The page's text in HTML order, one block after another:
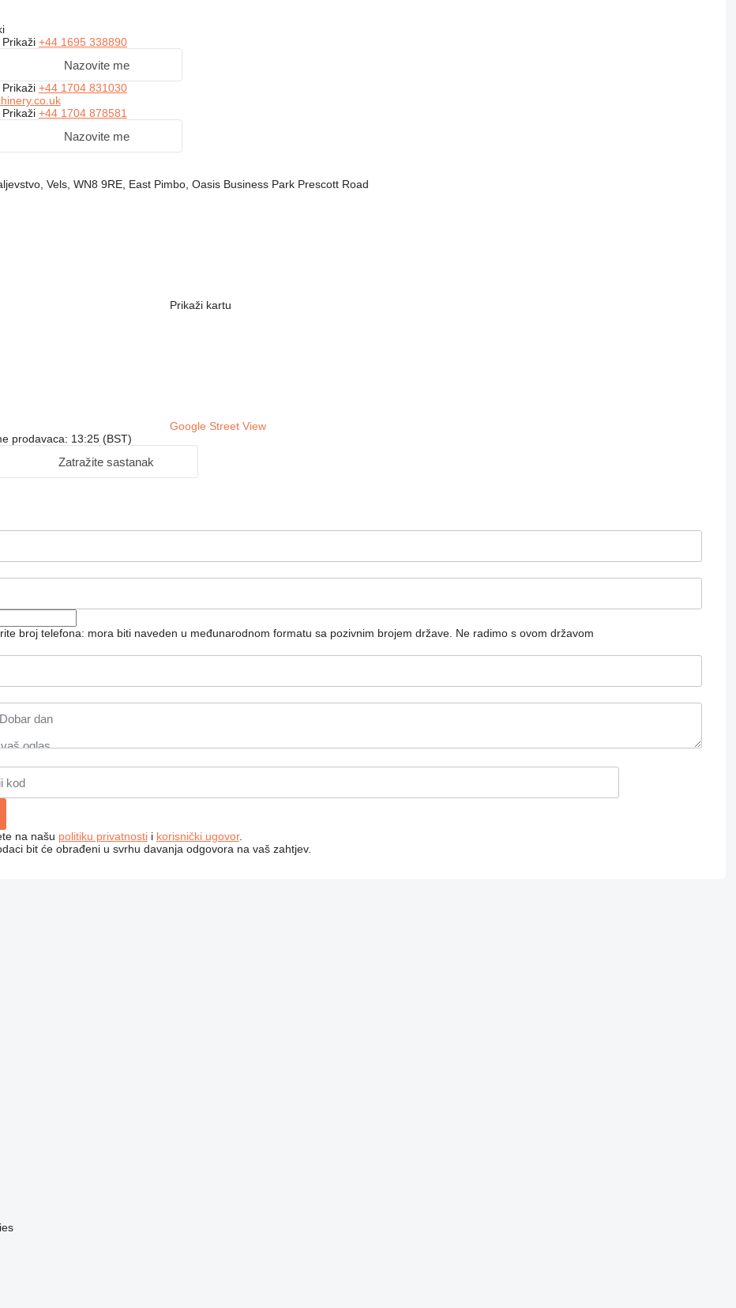
Prikaži +44 1695 338890
Nazovite me
Prikaži +44 1704 831030
Prikaži +44 1704 878581
Nazovite me
Vels, WN8 9RE, East Pimbo, Oasis Business Park Prescott Road
Prikaži kartu
Google Street View
prodavaca: 13:25 (BST)
Zatražite sastanak
broj telefona: mora biti naveden u međunarodnom formatu sa pozivnim brojem države. Ne radimo s ovom državom
na našu politiku privatnostii korisnički ugovor.
bit će obrađeni u svrhu davanja odgovora na vaš zahtjev.